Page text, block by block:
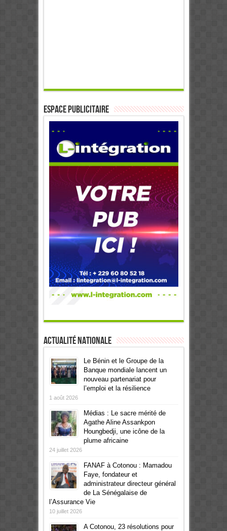
ESPACE PUBLICITAIRE
Actualité Nationale
Le Bénin et le Groupe de la
Banque mondiale lancent un
nouveau partenariat pour
l’emploi et la résilience
1 août 2026
Médias : Le sacre mérité de
Agathe Aline Assankpon
Houngbedji, une icône de la
plume africaine
24 juillet 2026
FANAF à Cotonou : Mamadou
Faye, fondateur et
administrateur directeur général
de La Sénégalaise de
l’Assurance Vie
10 juillet 2026
A Cotonou, 23 résolutions pour